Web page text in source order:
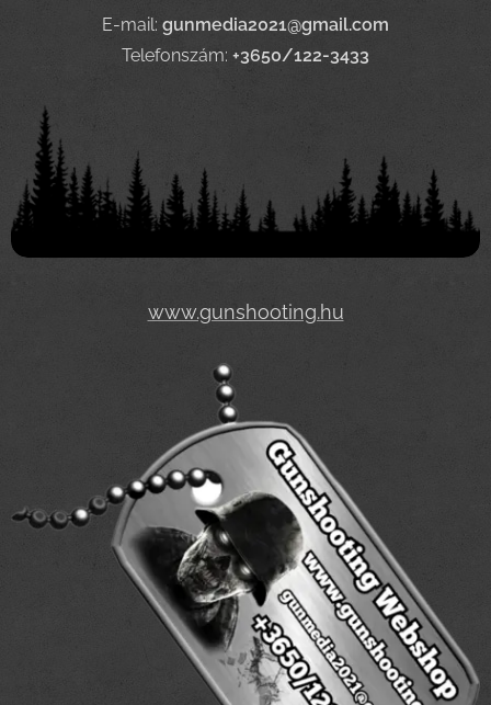
E-mail: gunmedia2021@gmail.com
Telefonszám: +3650/122-3433
www.gunshooting.hu